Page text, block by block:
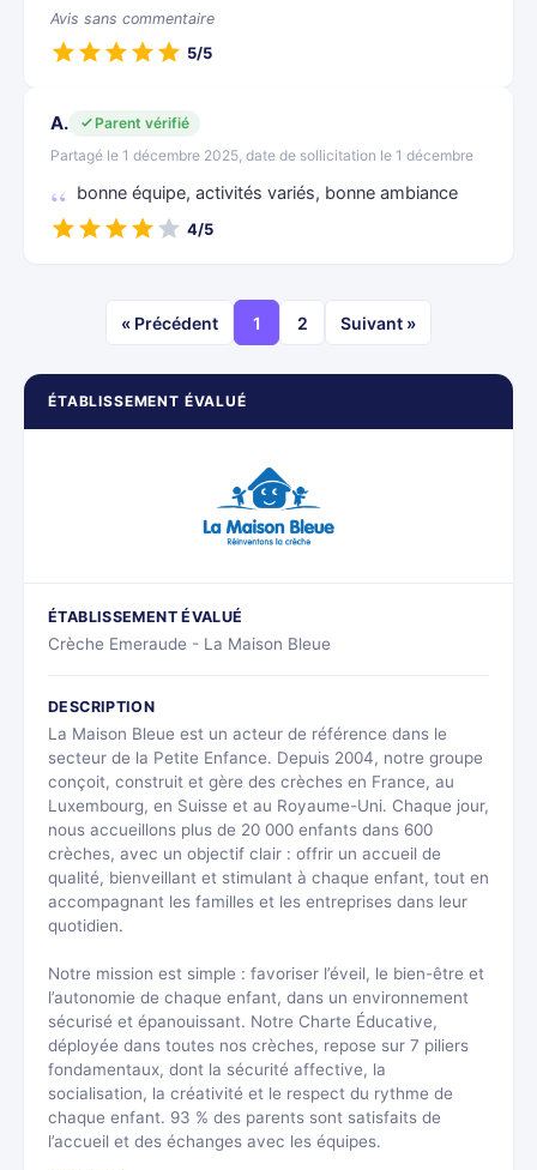
ÉTABLISSEMENT ÉVALUÉ
ÉTABLISSEMENT ÉVALUÉ
Crèche Emeraude - La Maison Bleue
DESCRIPTION
La Maison Bleue est un acteur de référence dans le
secteur de la Petite Enfance. Depuis 2004, notre groupe
conçoit, construit et gère des crèches en France, au
Luxembourg, en Suisse et au Royaume-Uni. Chaque jour,
nous accueillons plus de 20 000 enfants dans 600
crèches, avec un objectif clair : offrir un accueil de
qualité, bienveillant et stimulant à chaque enfant, tout en
accompagnant les familles et les entreprises dans leur
quotidien.
Notre mission est simple : favoriser l’éveil, le bien-être et
l’autonomie de chaque enfant, dans un environnement
sécurisé et épanouissant. Notre Charte Éducative,
déployée dans toutes nos crèches, repose sur 7 piliers
fondamentaux, dont la sécurité affective, la
socialisation, la créativité et le respect du rythme de
chaque enfant. 93 % des parents sont satisfaits de
l’accueil et des échanges avec les équipes.
Avis sans commentaire
5/5
A.
Parent vérifié
Partagé le 1 décembre 2025, date de sollicitation le 1 décembre
bonne équipe, activités variés, bonne ambiance
4/5
« Précédent 1 2 Suivant »